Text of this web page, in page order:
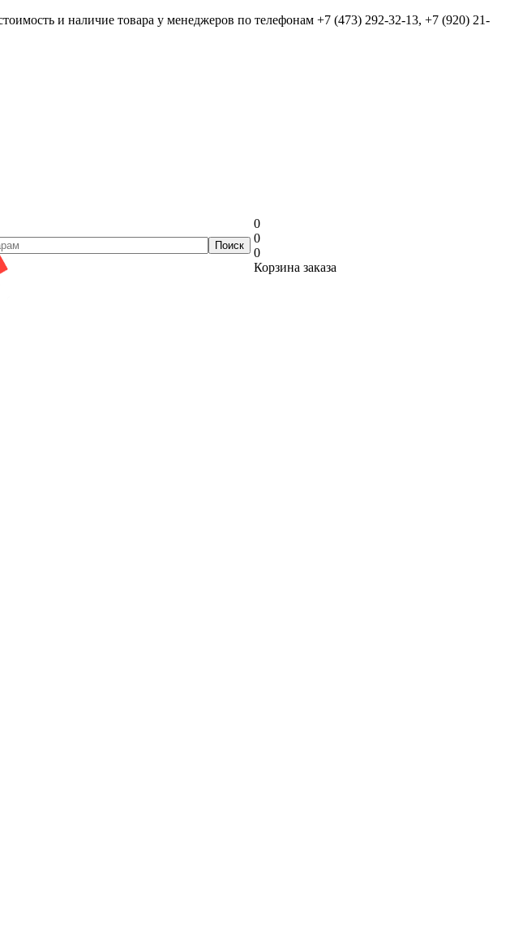
и наличие товара у менеджеров по телефонам +7 (473) 292-32-13, +7 (920) 21-
0
0
0
Корзина заказа